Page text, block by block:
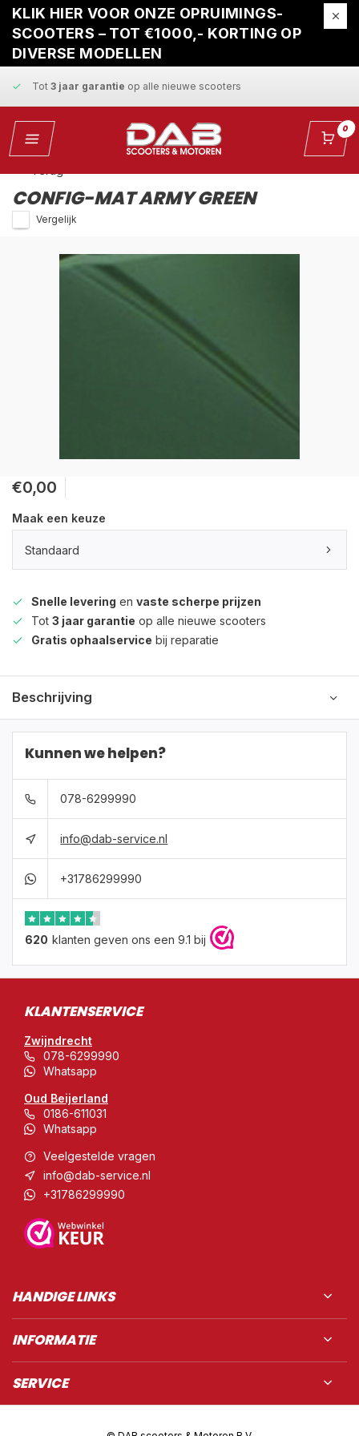
KLIK HIER VOOR ONZE OPRUIMINGS-
SCOOTERS – TOT €1000,- KORTING OP
DIVERSE MODELLEN
Gratis ophaalservicebij reparatie
Snelle leveringen vaste scherpe prijzen
Tot 3 jaar garantie op alle nieuwe scooters
Gratis ophaalservicebij reparatie 0
CONFIG-MAT ARMY GREEN
Vergelijk
€0,00
Maak een keuze
Standaard
Snelle levering en vaste scherpe prijzen
Tot 3 jaar garantie op alle nieuwe scooters
Gratis ophaalservice bij reparatie
Beschrijving
Kunnen we helpen?
078-6299990
info@dab-service.nl
+31786299990
620 klanten geven ons een 9.1 bij
KLANTENSERVICE
Zwijndrecht
078-6299990
Whatsapp
Oud Beijerland
0186-611031
Whatsapp
Veelgestelde vragen
info@dab-service.nl
+31786299990
HANDIGE LINKS
INFORMATIE
SERVICE